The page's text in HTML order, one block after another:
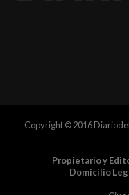
Copyright © 2016
Propietario y
Domicilio